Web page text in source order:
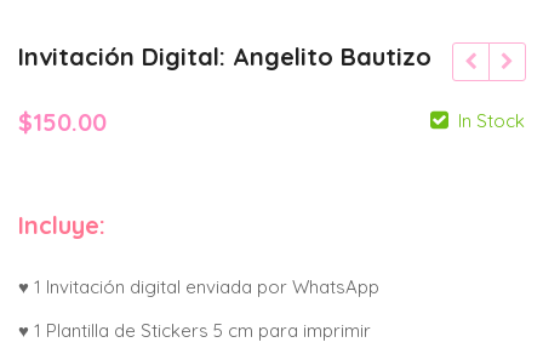
Invitación Digital: Angelito Bautizo
$150.00 In Stock
Incluye:
♥ 1 Invitación digital enviada por WhatsApp
♥ 1 Plantilla de Stickers 5 cm para imprimir